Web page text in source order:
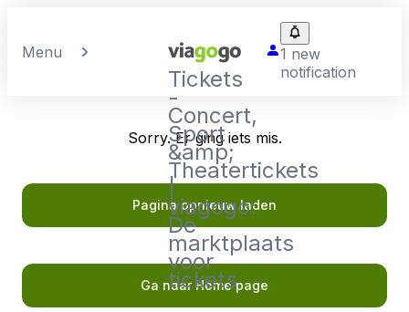
Menu
Tickets
-
Concert,
Sport
&amp;
Theatertickets
|
viagogo:
De
marktplaats
voor
tickets
1 new
notification
Sorry. Er ging iets mis.
Pagina opnieuw laden
Ga naar Home page